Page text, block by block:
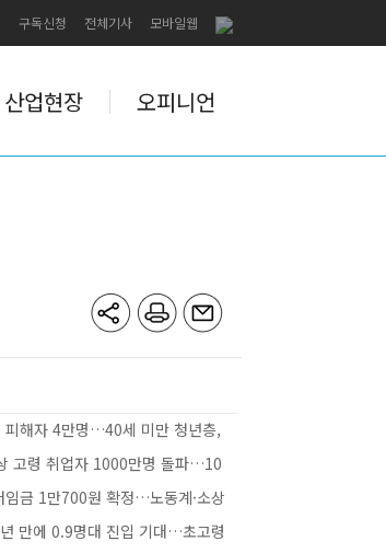
구독신청 전체기사 모바일웹
산업현장 오피니언
피해자 4만명…40세 미만 청년층,
고령 취업자 1000만명 돌파…10
"계속 일 원해"
임금 1만700원 확정…노동계·소상
모두 불수용
만에 0.9명대 진입 기대…초고령